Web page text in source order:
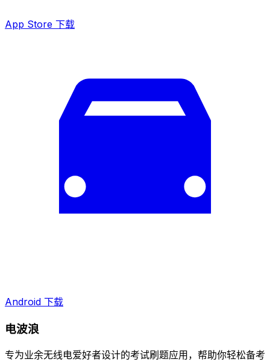
App Store 下载
Android 下载
电波浪
专为业余无线电爱好者设计的考试刷题应用，帮助你轻松备考